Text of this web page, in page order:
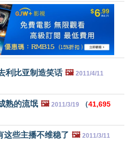
利比亚制造笑话 🖼️ 2011/4/11
熟的流氓 🖼️ 2011/3/19 （41,695
这些主播不维稳了 🖼️ 2011/3/11